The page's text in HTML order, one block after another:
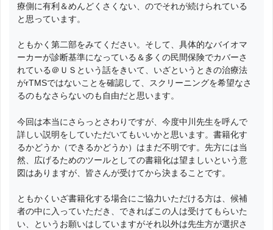
療側に有利＆めんどくさくない、のでそれが続けられている
と思っています。
ともかく第二部をみてください。そして、具体的なバイオマ
ーカーが診断基準になっている＆多くの民間保険でカバーさ
れている＠ＵＳという話をきいて、いざというときの治療法
がrTMSではないことを確認して、スクリーニングを希望なさ
るのもなさらないのも自由だと思います。
今回は本当にさらっとさわりですが、今度中川先生を呼んで
詳しい説明をしていただいてもいいかと思います。書籍化す
るかどうか（できるかどうか）はまだ不明です。先方には当
然、広げるためのツールとしての書籍化は望ましいという意
図はありますが、皆さんが受けてから決まることです。
ともかくいざ書籍化する場合にご協力いただける方は、候補
者の中に入っていただき、できればこの人は受けてもらいた
い、というお願いはしていますがそれ以外は先生方が選択さ